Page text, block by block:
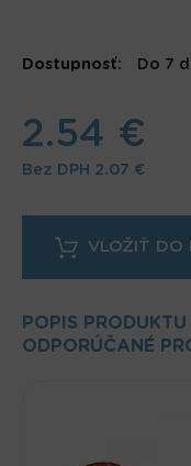
Dostupnosť: Do 7
2.54 €
Bez DPH 2.07 €
POPIS PRODUKTU
ODPORÚČANÉ